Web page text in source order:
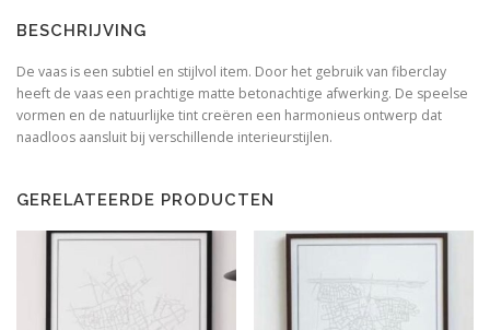
cm
aantal
BESCHRIJVING
De vaas is een subtiel en stijlvol item. Door het gebruik van fiberclay
heeft de vaas een prachtige matte betonachtige afwerking. De speelse
vormen en de natuurlijke tint creëren een harmonieus ontwerp dat
naadloos aansluit bij verschillende interieurstijlen.
GERELATEERDE PRODUCTEN